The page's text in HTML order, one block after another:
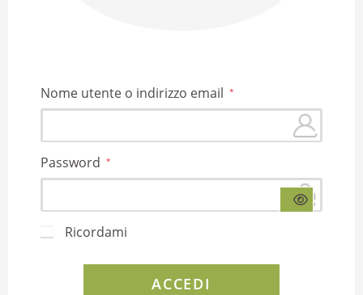
Nome utente o indirizzo email *
Password *
Ricordami
ACCEDI